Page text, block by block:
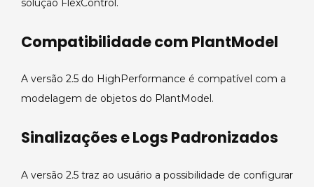
solução FlexControl.
Compatibilidade com PlantModel
A versão 2.5 do HighPerformance é compatível com a
modelagem de objetos do PlantModel.
Sinalizações e Logs Padronizados
A versão 2.5 traz ao usuário a possibilidade de configurar